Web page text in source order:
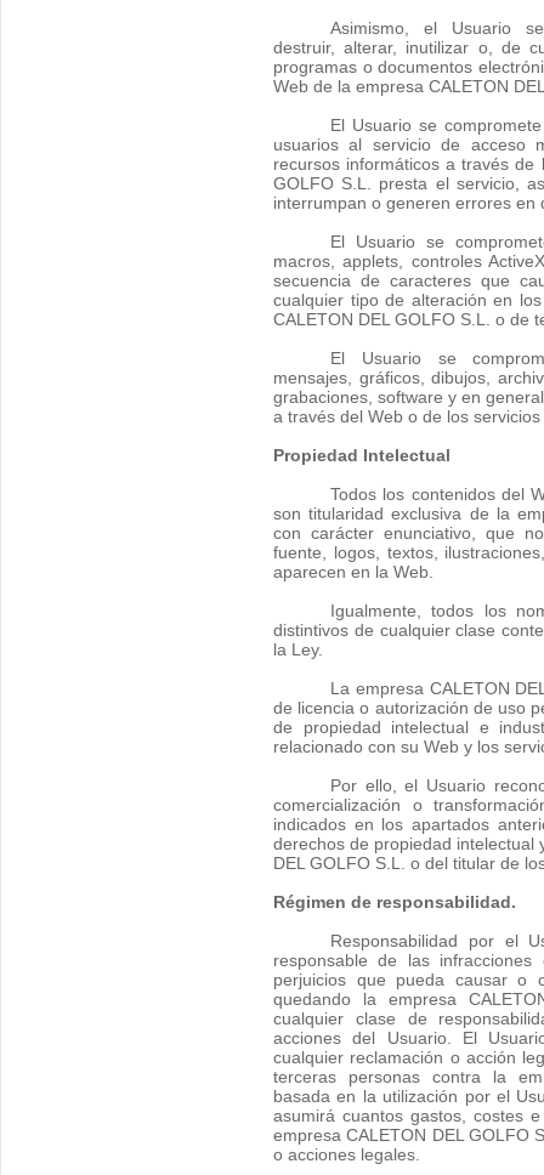
Asimismo, el Usuario
destruir, alterar, inutilizar o, de
programas o documentos
Web de la empresa CALETON
El Usuario se
usuarios al servicio de acceso
recursos informáticos a través de
GOLFO S.L. presta el servicio,
interrumpan o generen errores en
El Usuario se
macros, applets, controles
secuencia de caracteres que
cualquier tipo de alteración en
CALETON DEL GOLFO S.L. o de
El Usuario se
mensajes, gráficos, dibujos,
grabaciones, software y en
a través del Web o de los
Propiedad Intelectual
Todos los contenidos del
son titularidad exclusiva de la
con carácter enunciativo, que
fuente, logos, textos,
aparecen en la Web.
Igualmente, todos los
distintivos de cualquier clase
la Ley.
La empresa CALETON
de licencia o autorización de uso
de propiedad intelectual e
relacionado con su Web y los
Por ello, el Usuario
comercialización o
indicados en los apartados
derechos de propiedad intelectual
DEL GOLFO S.L. o del titular de
Régimen de responsabilidad.
Responsabilidad por el
responsable de las
perjuicios que pueda causar o
quedando la empresa
cualquier clase de
acciones del Usuario. El
cualquier reclamación o acción
terceras personas contra la
basada en la utilización por el
asumirá cuantos gastos, costes
empresa CALETON DEL GOLFO
o acciones legales.